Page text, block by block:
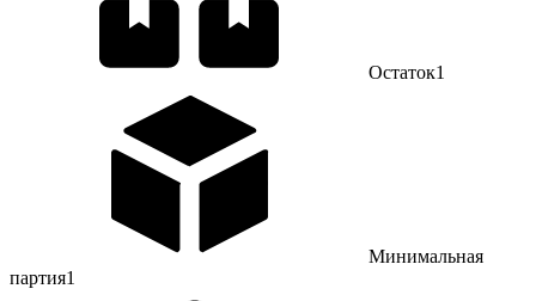
Остаток1
Минимальная
партия1